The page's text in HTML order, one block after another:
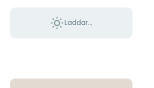
Laddar...